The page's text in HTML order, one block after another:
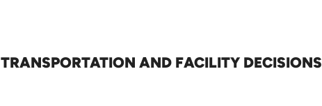
TRANSPORTATION AND FACILITY DECISIONS